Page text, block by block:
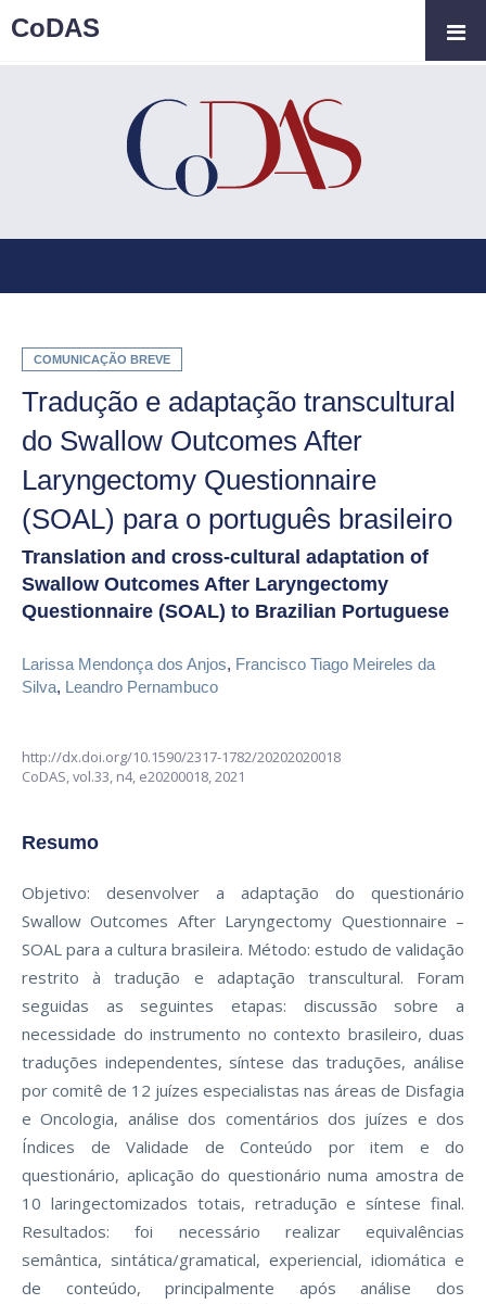
COMUNICAÇÃO BREVE
Tradução e adaptação transcultural
do Swallow Outcomes After
Laryngectomy Questionnaire
(SOAL) para o português brasileiro
Translation and cross-cultural adaptation of
Swallow Outcomes After Laryngectomy
Questionnaire (SOAL) to Brazilian Portuguese
Larissa Mendonça dos Anjos, Francisco Tiago Meireles da
Silva, Leandro Pernambuco
http://dx.doi.org/10.1590/2317-1782/20202020018
CoDAS,vol.33, n4, e20200018, 2021
Resumo
Objetivo: desenvolver a adaptação do questionário
Swallow Outcomes After Laryngectomy Questionnaire –
SOAL para a cultura brasileira. Método: estudo de validação
restrito à tradução e adaptação transcultural. Foram
seguidas as seguintes etapas: discussão sobre a
necessidade do instrumento no contexto brasileiro, duas
traduções independentes, síntese das traduções, análise
por comitê de 12 juízes especialistas nas áreas de Disfagia
e Oncologia, análise dos comentários dos juízes e dos
Índices de Validade de Conteúdo por item e do
questionário, aplicação do questionário numa amostra de
10 laringectomizados totais, retradução e síntese final.
Resultados: foi necessário realizar equivalências
semântica, sintática/gramatical, experiencial, idiomática e
de conteúdo, principalmente após análise dos
CoDAS